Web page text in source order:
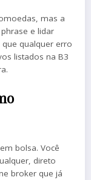
mas a
e lidar
qualquer erro
listados na B3
bolsa. Você
direto
broker que já